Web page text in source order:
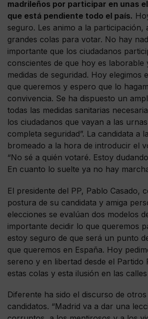
madrileños por participar en unas
que está pendiente todo el país.
seguro. Les animo a la participación,
grandes colas para votar. No hay
importante que los ciudadanos
conscientes de que hoy es laborable
medidas de seguridad. Hoy elegimos
que queremos y espero que lo
convivencia. Se ha dispuesto un
todas las medidas sanitarias
los ciudadanos que vayan a las
completa seguridad”. La candidata a
bromeado a la hora de introducir el
“No sé a quién votaré. Estoy
En cuanto lo suelte ya no hay
El presidente del PP, Pablo Casado,
postura de su candidata y amiga
elecciones se evalúan dos modelos
importante decidir lo que queremos
estoy seguro de que será un punto
que queremos en España. Hoy
sereno y en libertad desde el Partido
estas colas y esta ilusión en las calles
Diferente ha sido el discurso de otros
candidatos. “Madrid va a dar una